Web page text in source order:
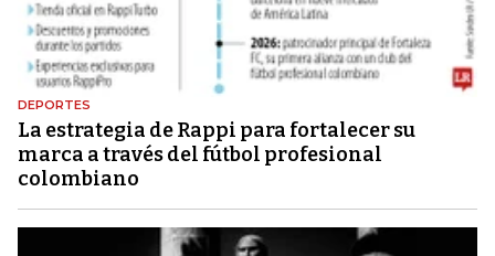
DEPORTES
La estrategia de Rappi para fortalecer su
marca a través del fútbol profesional
colombiano